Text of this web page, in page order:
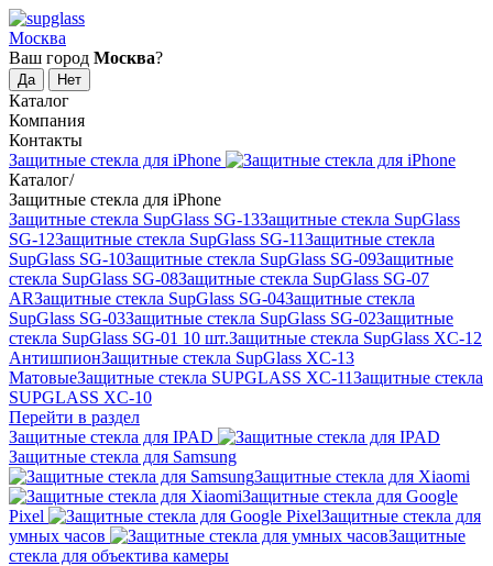
Москва
Ваш город Москва?
Каталог
Компания
Контакты
Защитные стекла для iPhone
Каталог/
Защитные стекла для iPhone
Защитные стекла SupGlass SG-13Защитные стекла SupGlass
SG-12Защитные стекла SupGlass SG-11Защитные стекла
SupGlass SG-10Защитные стекла SupGlass SG-09Защитные
стекла SupGlass SG-08Защитные стекла SupGlass SG-07
ARЗащитные стекла SupGlass SG-04Защитные стекла
SupGlass SG-03Защитные стекла SupGlass SG-02Защитные
стекла SupGlass SG-01 10 шт.Защитные стекла SupGlass XC-12
АнтишпионЗащитные стекла SupGlass XC-13
МатовыеЗащитные стекла SUPGLASS XC-11Защитные стекла
SUPGLASS XC-10
Перейти в раздел
Защитные стекла для IPAD
Защитные стекла для Samsung
Защитные стекла для Xiaomi
Защитные стекла для Google
Pixel
Защитные стекла для
умных часов
Защитные
стекла для объектива камеры